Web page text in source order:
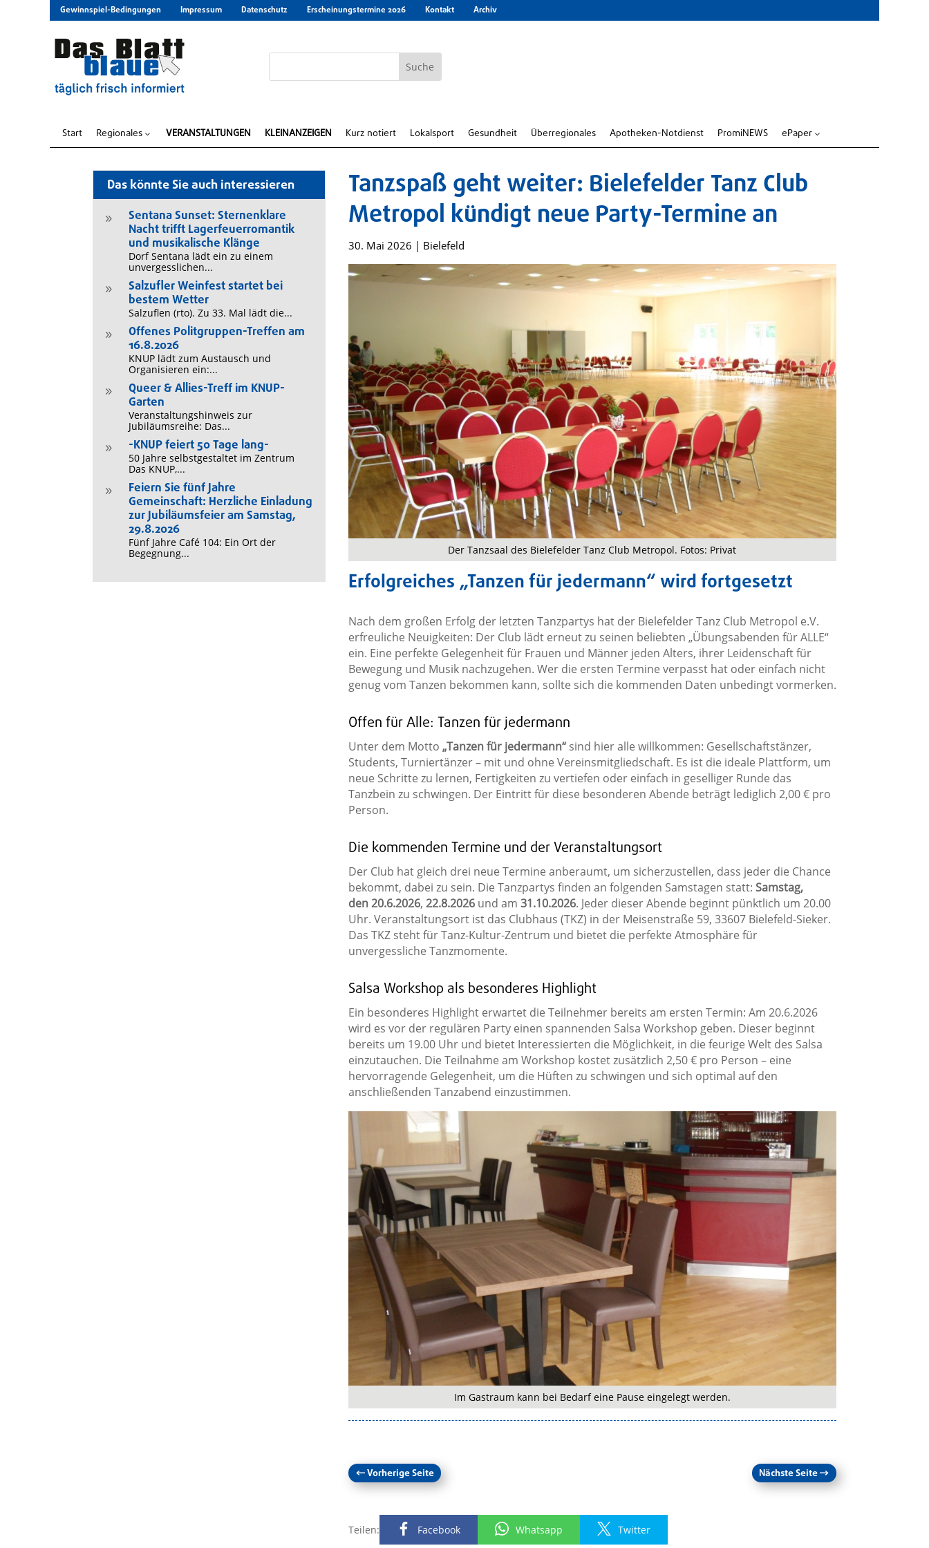
Gewinnspiel-Bedingungen Impressum Datenschutz Erscheinungstermine 2026 Kontakt Archiv
Start Regionales 3 VERANSTALTUNGEN KLEINANZEIGEN Kurz notiert Lokalsport Gesundheit Überregionales Apotheken-Notdienst PromiNEWS ePaper 3
Das könnte Sie auch interessieren
9
Sentana Sunset: Sternenklare
Nacht trifft Lagerfeuerromantik
und musikalische Klänge
Dorf Sentana lädt ein zu einem
unvergesslichen...
9
Salzufler Weinfest startet bei
bestem Wetter
Salzuflen (rto). Zu 33. Mal lädt die...
9
Offenes Politgruppen-Treffen am
16.8.2026
KNUP lädt zum Austausch und
Organisieren ein:...
9
Queer & Allies-Treff im KNUP-
Garten
Veranstaltungshinweis zur
Jubiläumsreihe: Das...
9 -KNUP feiert 50 Tage lang-
50 Jahre selbstgestaltet im Zentrum
Das KNUP,...
9
Feiern Sie fünf Jahre
Gemeinschaft: Herzliche Einladung
zur Jubiläumsfeier am Samstag,
29.8.2026
Fünf Jahre Café 104: Ein Ort der
Begegnung...
Tanzspaß geht weiter: Bielefelder Tanz Club
Metropol kündigt neue Party-Termine an
30. Mai 2026 | Bielefeld
Der Tanzsaal des Bielefelder Tanz Club Metropol. Fotos: Privat
Erfolgreiches „Tanzen für jedermann“ wird fortgesetzt
Nach dem großen Erfolg der letzten Tanzpartys hat der Bielefelder Tanz Club Metropol e.V.
erfreuliche Neuigkeiten: Der Club lädt erneut zu seinen beliebten „Übungsabenden für ALLE“
ein. Eine perfekte Gelegenheit für Frauen und Männer jeden Alters, ihrer Leidenschaft für
Bewegung und Musik nachzugehen. Wer die ersten Termine verpasst hat oder einfach nicht
genug vom Tanzen bekommen kann, sollte sich die kommenden Daten unbedingt vormerken.
Offen für Alle: Tanzen für jedermann
Unter dem Motto „Tanzen für jedermann“sind hier alle willkommen: Gesellschaftstänzer,
Students, Turniertänzer – mit und ohne Vereinsmitgliedschaft. Es ist die ideale Plattform, um
neue Schritte zu lernen, Fertigkeiten zu vertiefen oder einfach in geselliger Runde das
Tanzbein zu schwingen. Der Eintritt für diese besonderen Abende beträgt lediglich 2,00 € pro
Person.
Die kommenden Termine und der Veranstaltungsort
Der Club hat gleich drei neue Termine anberaumt, um sicherzustellen, dass jeder die Chance
bekommt, dabei zu sein. Die Tanzpartys finden an folgenden Samstagen statt: Samstag,
den 20.6.2026, 22.8.2026und am 31.10.2026. Jeder dieser Abende beginnt pünktlich um 20.00
Uhr. Veranstaltungsort ist das Clubhaus (TKZ) in der Meisenstraße 59, 33607 Bielefeld-Sieker.
Das TKZ steht für Tanz-Kultur-Zentrum und bietet die perfekte Atmosphäre für
unvergessliche Tanzmomente.
Salsa Workshop als besonderes Highlight
Ein besonderes Highlight erwartet die Teilnehmer bereits am ersten Termin: Am 20.6.2026
wird es vor der regulären Party einen spannenden Salsa Workshop geben. Dieser beginnt
bereits um 19.00 Uhr und bietet Interessierten die Möglichkeit, in die feurige Welt des Salsa
einzutauchen. Die Teilnahme am Workshop kostet zusätzlich 2,50 € pro Person – eine
hervorragende Gelegenheit, um die Hüften zu schwingen und sich optimal auf den
anschließenden Tanzabend einzustimmen.
Im Gastraum kann bei Bedarf eine Pause eingelegt werden.
←Vorherige Seite Nächste Seite→
Teilen: Facebook Whatsapp Twitter